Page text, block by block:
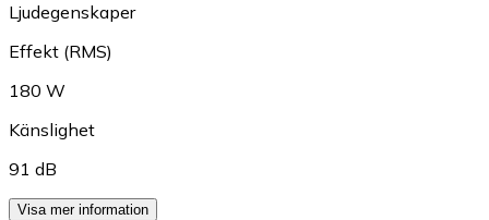
Ljudegenskaper
Effekt (RMS)
180 W
Känslighet
91 dB
Visa mer information